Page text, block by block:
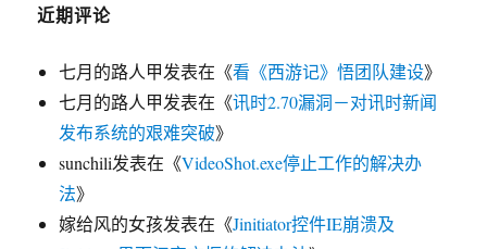
近期评论
七月的路人甲发表在《看《西游记》悟团队建设》
七月的路人甲发表在《讯时2.70漏洞－对讯时新闻
发布系统的艰难突破》
sunchili发表在《VideoShot.exe停止工作的解决办
法》
嫁给风的女孩发表在《Jinitiator控件IE崩溃及